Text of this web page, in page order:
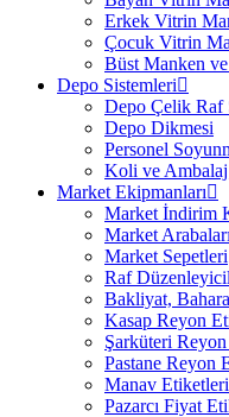
Erkek Vitrin
Çocuk Vitrin
Büst Manken ve
Depo Sistemleri
Depo Çelik Raf
Depo Dikmesi
Personel
Koli ve
Market Ekipmanları
Market İndirim
Market Arabaları
Market Sepetleri
Raf
Bakliyat,
Kasap Reyon
Şarküteri
Pastane Reyon
Manav
Pazarcı Fiyat